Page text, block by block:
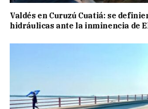
Valdés en Curuzú Cuatiá: se
hidráulicas ante la inminencia de